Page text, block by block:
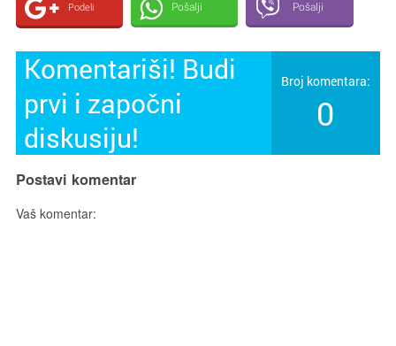
Podeli Pošalji Pošalji
Komentariši! Budi
prvi i započni
diskusiju!
Broj komentara:
0
Postavi komentar
Vaš komentar: